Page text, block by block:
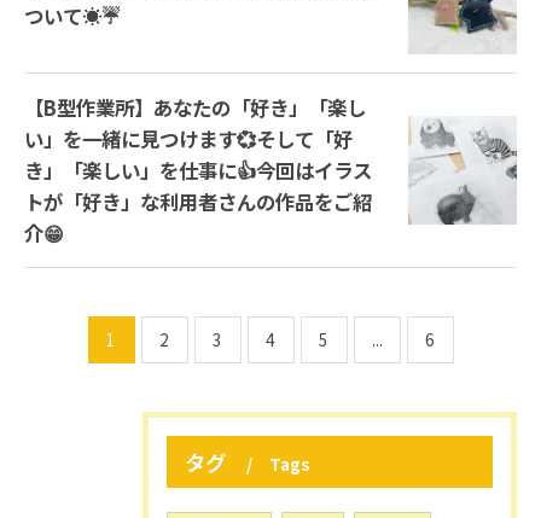
ついて☀️☔
【B型作業所】あなたの「好き」「楽し
い」を一緒に見つけます💞そして「好
き」「楽しい」を仕事に👍今回はイラス
トが「好き」な利用者さんの作品をご紹
介😁
1 2 3 4 5 ... 6
タグ Tags
お問い合わせはこちら